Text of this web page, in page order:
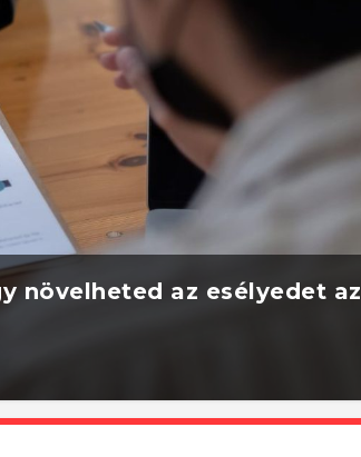
növelheted az esélyedet az